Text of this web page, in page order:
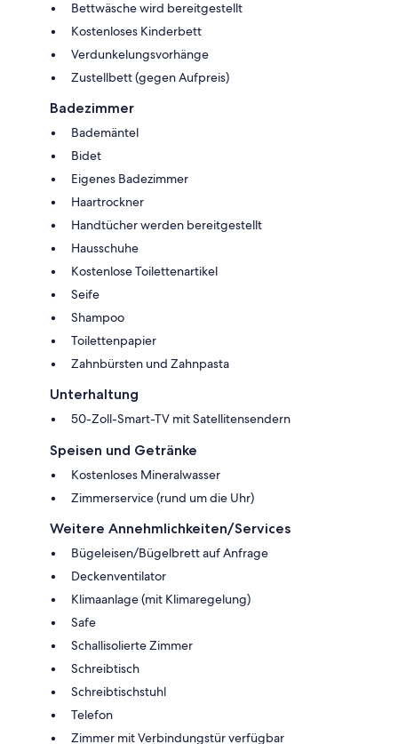
Bettwäsche wird bereitgestellt
Kostenloses Kinderbett
Verdunkelungsvorhänge
Zustellbett (gegen Aufpreis)
Badezimmer
Bademäntel
Bidet
Eigenes Badezimmer
Haartrockner
Handtücher werden bereitgestellt
Hausschuhe
Kostenlose Toilettenartikel
Seife
Shampoo
Toilettenpapier
Zahnbürsten und Zahnpasta
Unterhaltung
50-Zoll-Smart-TV mit Satellitensendern
Speisen und Getränke
Kostenloses Mineralwasser
Zimmerservice (rund um die Uhr)
Weitere Annehmlichkeiten/Services
Bügeleisen/Bügelbrett auf Anfrage
Deckenventilator
Klimaanlage (mit Klimaregelung)
Safe
Schallisolierte Zimmer
Schreibtisch
Schreibtischstuhl
Telefon
Zimmer mit Verbindungstür verfügbar